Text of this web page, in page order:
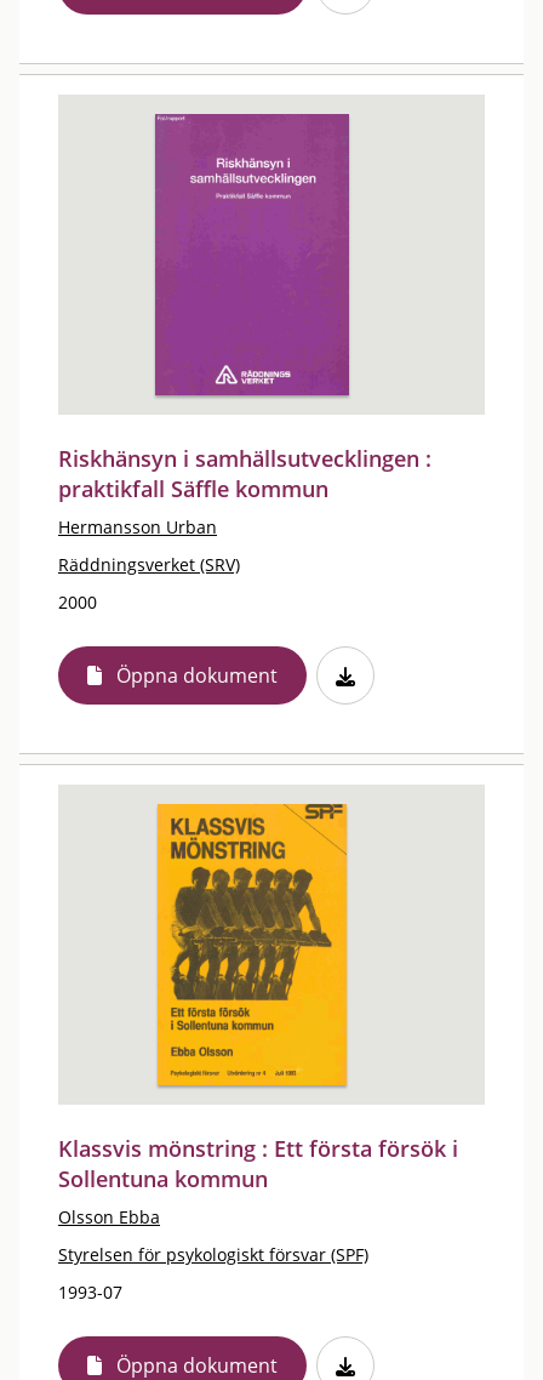
Riskhänsyn i samhällsutvecklingen :
praktikfall Säffle kommun
Hermansson Urban
Räddningsverket (SRV)
2000
Öppna dokument
Klassvis mönstring : Ett första försök i
Sollentuna kommun
Olsson Ebba
Styrelsen för psykologiskt försvar (SPF)
1993-07
Öppna dokument